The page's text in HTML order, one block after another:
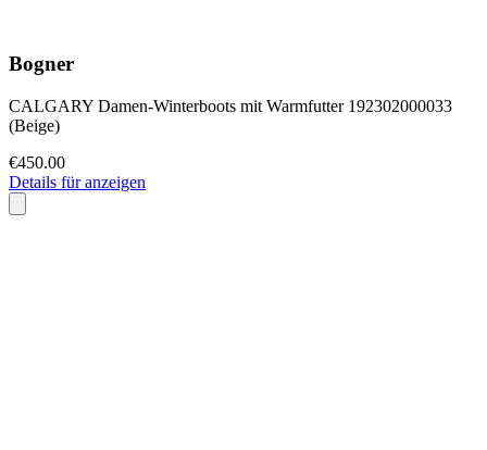
Bogner
CALGARY Damen-Winterboots mit Warmfutter 192302000033
(Beige)
€450.00
Details für anzeigen